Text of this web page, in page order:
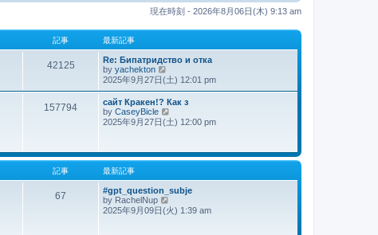
現在時刻 - 2026年8月06日(木) 9:13 am
記事 最新記事
42125
Re: Бипатридство и отка
by yachekton
新
記
事
2025年9月27日(土) 12:01 pm
157794
сайт Кракен!? Как з
by CaseyBicle
新
2025年9月27日(土) 12:00 pm
記事 最新記事
67
#gpt_question_subje
by RachelNup
新
2025年9月09日(火) 1:39 am